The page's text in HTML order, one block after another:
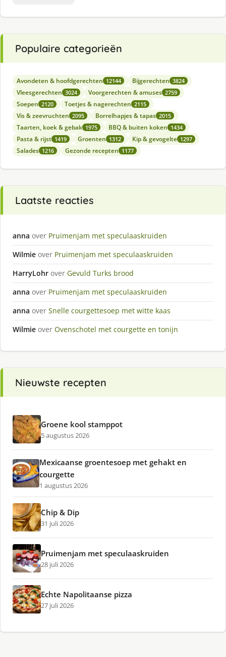
Populaire categorieën
Avondeten & hoofdgerechten 12144 Bijgerechten 3824
Vleesgerechten 3024 Voorgerechten & amuses 2759
Soepen 2120 Toetjes & nagerechten 2115
Vis & zeevruchten 2095 Borrelhapjes & tapas 2015
Taarten, koek & gebak 1975 BBQ & buiten koken 1434
Pasta & rijst 1419 Groenten 1312 Kip & gevogelte 1297
Salades 1216 Gezonde recepten 1177
Laatste reacties
anna over Pruimenjam met speculaaskruiden
Wilmie over Pruimenjam met speculaaskruiden
HarryLohr over Gevuld Turks brood
anna over Pruimenjam met speculaaskruiden
anna over Snelle courgettesoep met witte kaas
Wilmie over Ovenschotel met courgette en tonijn
Nieuwste recepten
Groene kool stamppot
5 augustus 2026
Mexicaanse groentesoep met gehakt en
courgette
1 augustus 2026
Chip & Dip
31 juli 2026
Pruimenjam met speculaaskruiden
28 juli 2026
Echte Napolitaanse pizza
27 juli 2026